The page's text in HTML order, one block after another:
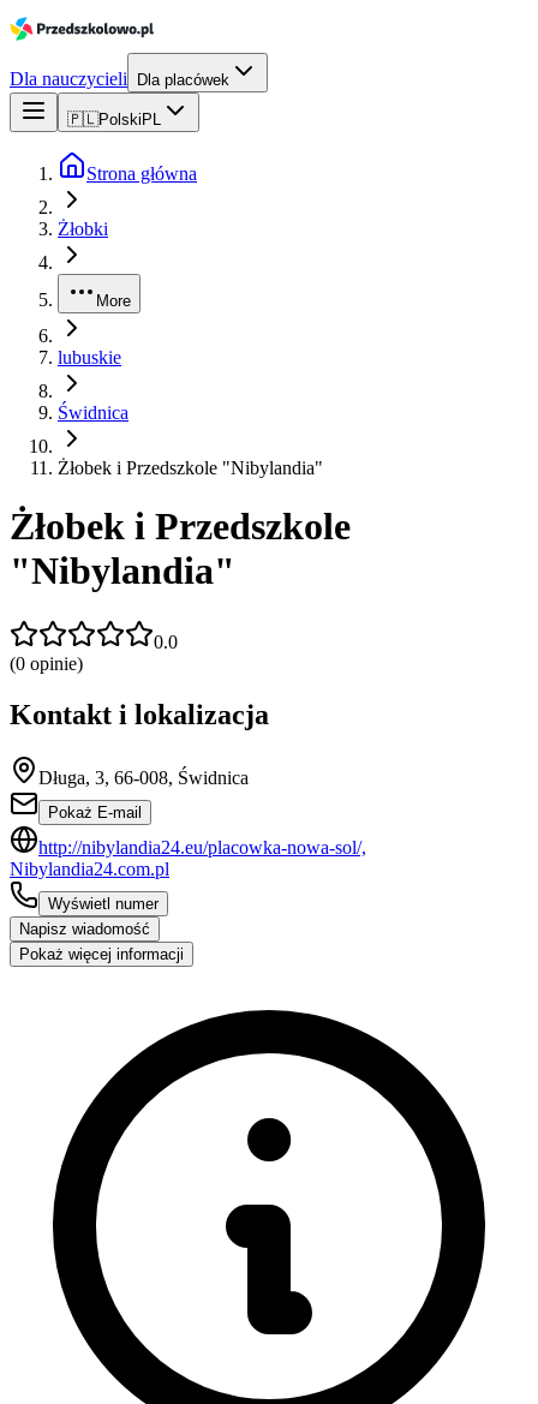
Dla nauczycieli Dla placówek
🇵🇱Polski PL
Strona główna
Żłobki
More
lubuskie
Świdnica
Żłobek i Przedszkole "Nibylandia"
Żłobek i Przedszkole
"Nibylandia"
0.0
(0 opinie)
Kontakt i lokalizacja
Długa, 3, 66-008, Świdnica
Pokaż E-mail
http://nibylandia24.eu/placowka-nowa-sol/,
Nibylandia24.com.pl
Wyświetl numer
Napisz wiadomość
Pokaż więcej informacji